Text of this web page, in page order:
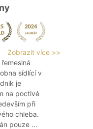
Zobrazit více >>
sídlící v
je
na poctivé
při
chleba.
pouze ...